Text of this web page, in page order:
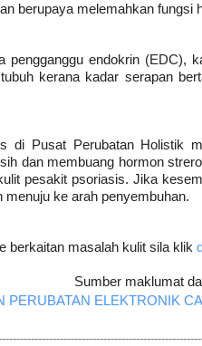
berupaya melemahkan fungsi
pengganggu endokrin (EDC),
kerana kadar serapan
di Pusat Perubatan Holistik
dan membuang hormon
pesakit psoriasis. Jika
ke arah penyembuhan.
berkaitan masalah kulit sila klik
Sumber maklumat
PERUBATAN ELEKTRONIK